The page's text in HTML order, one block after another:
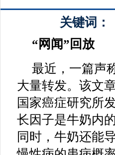
关键词：
“网闻”回放
最近，一篇声
大量转发。该文
国家癌症研究所
长因子是牛奶内
同时，牛奶还能